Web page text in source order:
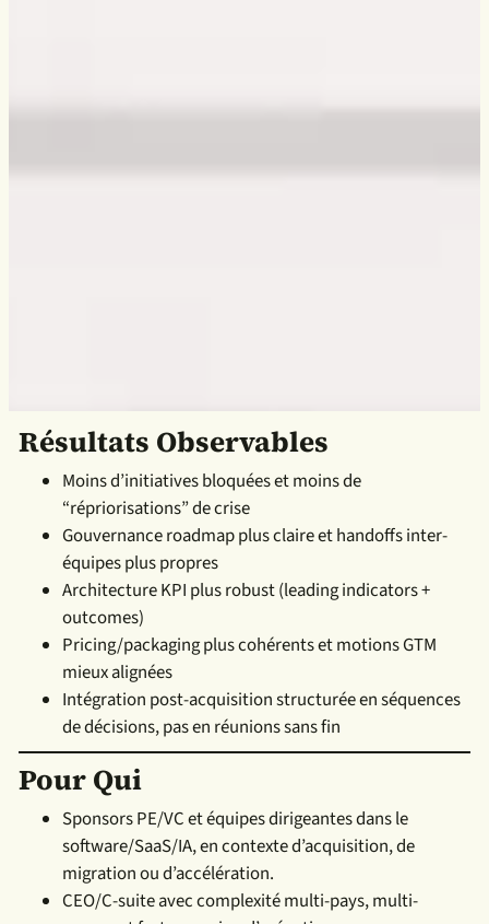
Résultats Observables
Moins d’initiatives bloquées et moins de
“répriorisations” de crise
Gouvernance roadmap plus claire et handoffs inter-
équipes plus propres
Architecture KPI plus robust (leading indicators +
outcomes)
Pricing/packaging plus cohérents et motions GTM
mieux alignées
Intégration post-acquisition structurée en séquences
de décisions, pas en réunions sans fin
Pour Qui
Sponsors PE/VC et équipes dirigeantes dans le
software/SaaS/IA, en contexte d’acquisition, de
migration ou d’accélération.
CEO/C-suite avec complexité multi-pays, multi-